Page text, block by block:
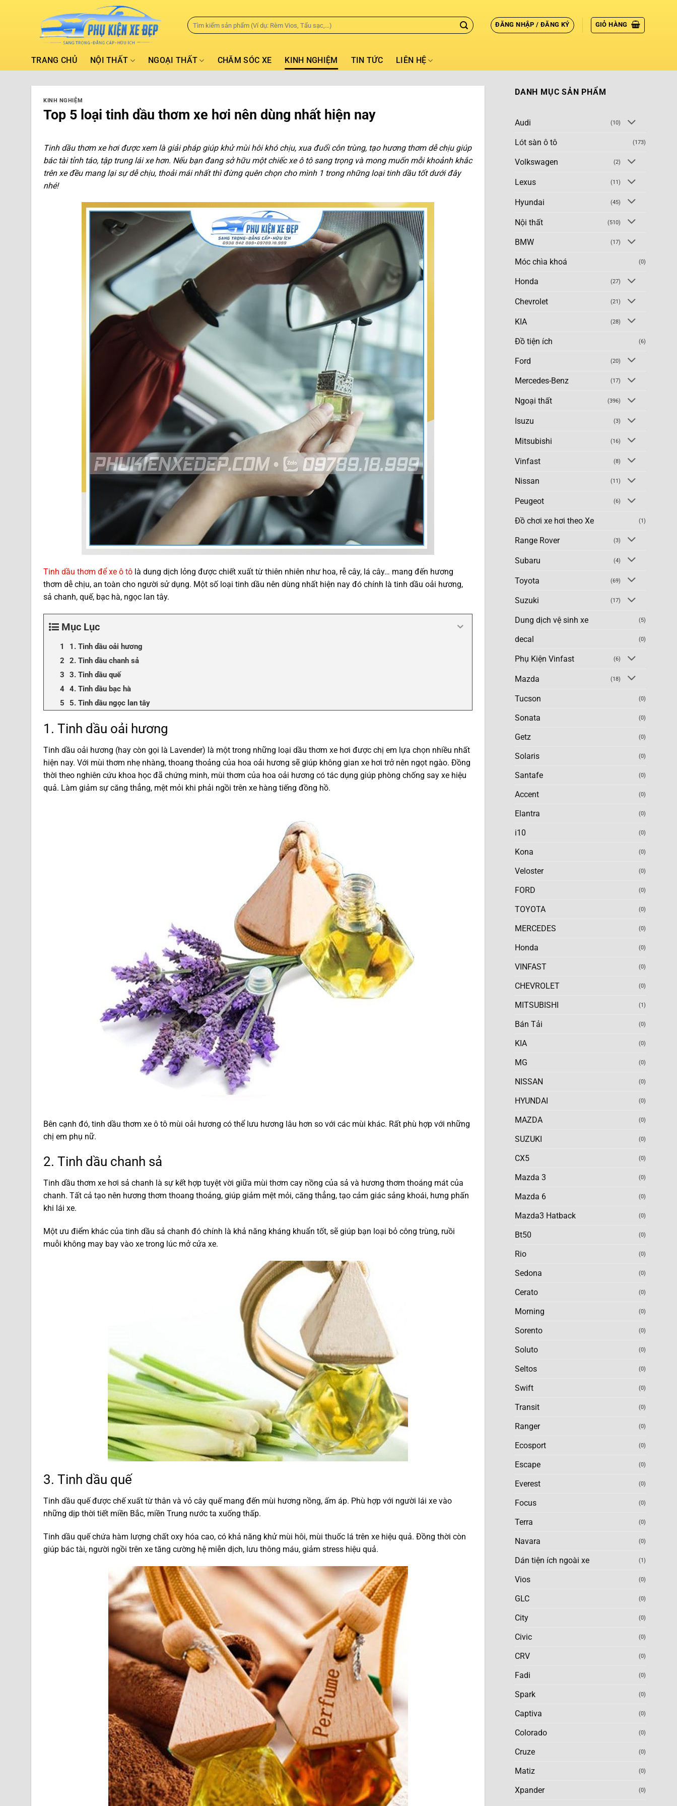
ĐĂNG NHẬP / ĐĂNG KÝ GIỎ HÀNG
TRANG CHỦ NỘI THẤT NGOẠI THẤT CHĂM SÓC XE KINH NGHIỆM TIN TỨC LIÊN HỆ
KINH NGHIỆM
Top 5 loại tinh dầu thơm xe hơi nên dùng nhất hiện nay
Tinh dầu thơm xe hơi được xem là giải pháp giúp khử mùi hôi khó chịu, xua đuổi côn trùng, tạo hương thơm dễ chịu giúp
bác tài tỉnh táo, tập trung lái xe hơn. Nếu bạn đang sở hữu một chiếc xe ô tô sang trọng và mong muốn mỗi khoảnh khắc
trên xe đều mang lại sự dễ chịu, thoải mái nhất thì đừng quên chọn cho mình 1 trong những loại tinh dầu tốt dưới đây
nhé!
Tinh dầu thơm để xe ô tô là dung dịch lỏng được chiết xuất từ thiên nhiên như hoa, rễ cây, lá cây… mang đến hương
thơm dễ chịu, an toàn cho người sử dụng. Một số loại tinh dầu nên dùng nhất hiện nay đó chính là tinh dầu oải hương,
sả chanh, quế, bạc hà, ngọc lan tây.
Mục Lục
1. Tinh dầu oải hương
2. Tinh dầu chanh sả
3. Tinh dầu quế
4. Tinh dầu bạc hà
5. Tinh dầu ngọc lan tây
1. Tinh dầu oải hương
Tinh dầu oải hương (hay còn gọi là Lavender) là một trong những loại dầu thơm xe hơi được chị em lựa chọn nhiều nhất
hiện nay. Với mùi thơm nhẹ nhàng, thoang thoảng của hoa oải hương sẽ giúp không gian xe hơi trở nên ngọt ngào. Đồng
thời theo nghiên cứu khoa học đã chứng minh, mùi thơm của hoa oải hương có tác dụng giúp phòng chống say xe hiệu
quả. Làm giảm sự căng thẳng, mệt mỏi khi phải ngồi trên xe hàng tiếng đồng hồ.
Bên cạnh đó, tinh dầu thơm xe ô tô mùi oải hương có thể lưu hương lâu hơn so với các mùi khác. Rất phù hợp với những
chị em phụ nữ.
2. Tinh dầu chanh sả
Tinh dầu thơm xe hơi sả chanh là sự kết hợp tuyệt vời giữa mùi thơm cay nồng của sả và hương thơm thoáng mát của
chanh. Tất cả tạo nên hương thơm thoang thoảng, giúp giảm mệt mỏi, căng thẳng, tạo cảm giác sảng khoái, hưng phấn
khi lái xe.
Một ưu điểm khác của tinh dầu sả chanh đó chính là khả năng kháng khuẩn tốt, sẽ giúp bạn loại bỏ công trùng, ruồi
muỗi không may bay vào xe trong lúc mở cửa xe.
3. Tinh dầu quế
Tinh dầu quế được chế xuất từ thân và vỏ cây quế mang đến mùi hương nồng, ấm áp. Phù hợp với người lái xe vào
những dịp thời tiết miền Bắc, miền Trung nước ta xuống thấp.
Tinh dầu quế chứa hàm lượng chất oxy hóa cao, có khả năng khử mùi hôi, mùi thuốc lá trên xe hiệu quả. Đồng thời còn
giúp bác tài, người ngồi trên xe tăng cường hệ miễn dịch, lưu thông máu, giảm stress hiệu quả.
DANH MỤC SẢN PHẨM
Audi (10)
Lót sàn ô tô (173)
Volkswagen (2)
Lexus (11)
Hyundai (45)
Nội thất (510)
BMW (17)
Móc chìa khoá (0)
Honda (27)
Chevrolet (21)
KIA (28)
Đồ tiện ích (6)
Ford (20)
Mercedes-Benz (17)
Ngoại thất (396)
Isuzu (3)
Mitsubishi (16)
Vinfast (8)
Nissan (11)
Peugeot (6)
Đồ chơi xe hơi theo Xe (1)
Range Rover (3)
Subaru (4)
Toyota (69)
Suzuki (17)
Dung dịch vệ sinh xe (5)
decal (0)
Phụ Kiện Vinfast (6)
Mazda (18)
Tucson (0)
Sonata (0)
Getz (0)
Solaris (0)
Santafe (0)
Accent (0)
Elantra (0)
i10 (0)
Kona (0)
Veloster (0)
FORD (0)
TOYOTA (0)
MERCEDES (0)
Honda (0)
VINFAST (0)
CHEVROLET (0)
MITSUBISHI (1)
Bán Tải (0)
KIA (0)
MG (0)
NISSAN (0)
HYUNDAI (0)
MAZDA (0)
SUZUKI (0)
CX5 (0)
Mazda 3 (0)
Mazda 6 (0)
Mazda3 Hatback (0)
Bt50 (0)
Rio (0)
Sedona (0)
Cerato (0)
Morning (0)
Sorento (0)
Soluto (0)
Seltos (0)
Swift (0)
Transit (0)
Ranger (0)
Ecosport (0)
Escape (0)
Everest (0)
Focus (0)
Terra (0)
Navara (0)
Dán tiện ích ngoài xe (1)
Vios (0)
GLC (0)
City (0)
Civic (0)
CRV (0)
Fadi (0)
Spark (0)
Captiva (0)
Colorado (0)
Cruze (0)
Matiz (0)
Xpander (0)